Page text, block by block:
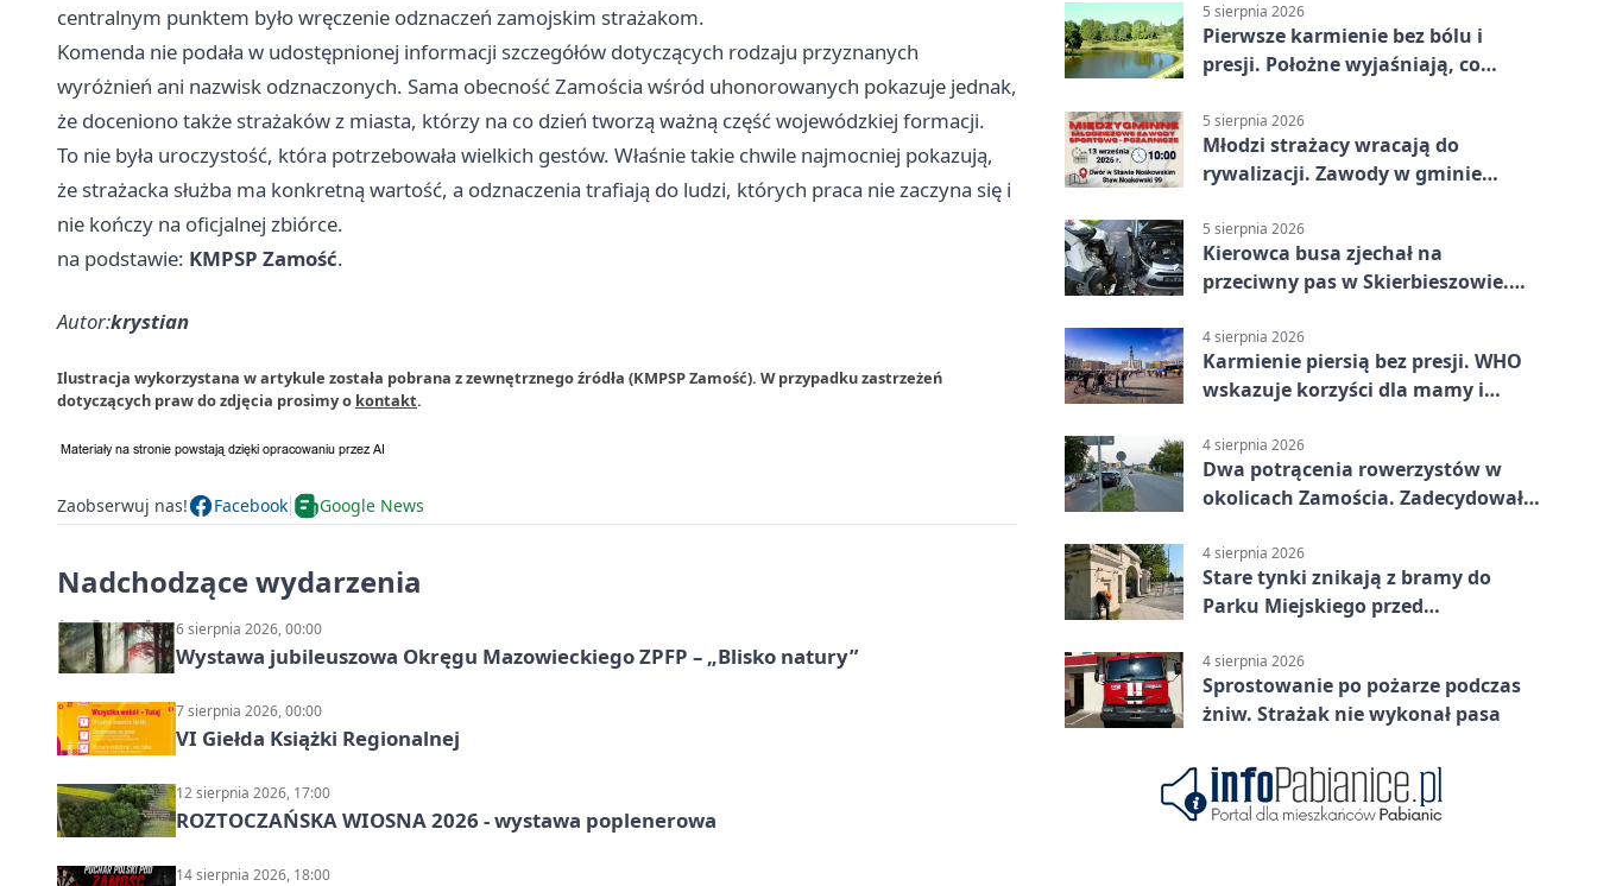
centralnym punktem było wręczenie odznaczeń zamojskim strażakom.
Komenda nie podała w udostępnionej informacji szczegółów dotyczących rodzaju przyznanych
wyróżnień ani nazwisk odznaczonych. Sama obecność Zamościa wśród uhonorowanych pokazuje jednak,
że doceniono także strażaków z miasta, którzy na co dzień tworzą ważną część wojewódzkiej formacji.
To nie była uroczystość, która potrzebowała wielkich gestów. Właśnie takie chwile najmocniej pokazują,
że strażacka służba ma konkretną wartość, a odznaczenia trafiają do ludzi, których praca nie zaczyna się i
nie kończy na oficjalnej zbiórce.
na podstawie: KMPSP Zamość.
Autor:krystian
Ilustracja wykorzystana w artykule została pobrana z zewnętrznego źródła (KMPSP Zamość). W przypadku zastrzeżeń
dotyczących praw do zdjęcia prosimy o kontakt.
Zaobserwuj nas! Facebook Google News
Nadchodzące wydarzenia
6 sierpnia 2026, 00:00
Wystawa jubileuszowa Okręgu Mazowieckiego ZPFP – „Blisko natury”
7 sierpnia 2026, 00:00
VI Giełda Książki Regionalnej
12 sierpnia 2026, 17:00
ROZTOCZAŃSKA WIOSNA 2026 - wystawa poplenerowa
14 sierpnia 2026, 18:00
5 sierpnia 2026
Pierwsze karmienie bez bólu i
presji. Położne wyjaśniają, co
5 sierpnia 2026
Młodzi strażacy wracają do
rywalizacji. Zawody w gminie
5 sierpnia 2026
Kierowca busa zjechał na
przeciwny pas w Skierbieszowie.
4 sierpnia 2026
Karmienie piersią bez presji. WHO
wskazuje korzyści dla mamy i
4 sierpnia 2026
Dwa potrącenia rowerzystów w
okolicach Zamościa. Zadecydowało
4 sierpnia 2026
Stare tynki znikają z bramy do
Parku Miejskiego przed
4 sierpnia 2026
Sprostowanie po pożarze podczas
żniw. Strażak nie wykonał pasa